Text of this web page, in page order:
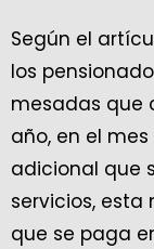
Según el
los
mesadas que
año, en el
adicional que
servicios, esta
que se paga